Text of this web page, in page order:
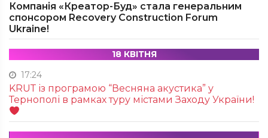
Компанія «Креатор-Буд» стала генеральним
спонсором Recovery Construction Forum
Ukraine!
18 КВІТНЯ
17:24
KRUТ із програмою “Весняна акустика” у
Тернополі в рамках туру містами Заходу України!